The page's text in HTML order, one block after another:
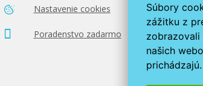
Súbory
zážitku z
zobrazovali
našich
prichádzajú.
Nastavenie cookies
Poradenstvo zadarmo